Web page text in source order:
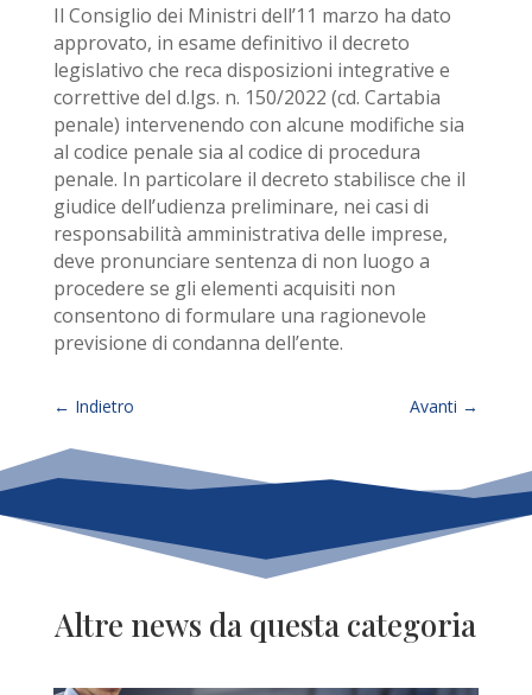
Il Consiglio dei Ministri dell’11 marzo ha dato
approvato, in esame definitivo il decreto
legislativo che reca disposizioni integrative e
correttive del d.lgs. n. 150/2022 (cd. Cartabia
penale) intervenendo con alcune modifiche sia
al codice penale sia al codice di procedura
penale. In particolare il decreto stabilisce che il
giudice dell’udienza preliminare, nei casi di
responsabilità amministrativa delle imprese,
deve pronunciare sentenza di non luogo a
procedere se gli elementi acquisiti non
consentono di formulare una ragionevole
previsione di condanna dell’ente.
← Indietro Avanti →
Altre news da questa categoria